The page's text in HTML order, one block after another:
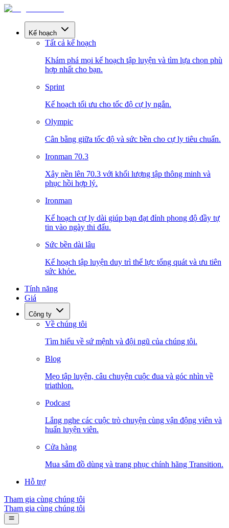
Kế hoạch
Tất cả kế hoạch
Khám phá mọi kế hoạch tập luyện và tìm lựa chọn phù
hợp nhất cho bạn.
Sprint
Kế hoạch tối ưu cho tốc độ cự ly ngắn.
Olympic
Cân bằng giữa tốc độ và sức bền cho cự ly tiêu chuẩn.
Ironman 70.3
Xây nền lên 70.3 với khối lượng tập thông minh và
phục hồi hợp lý.
Ironman
Kế hoạch cự ly dài giúp bạn đạt đỉnh phong độ đầy tự
tin vào ngày thi đấu.
Sức bền dài lâu
Kế hoạch tập luyện duy trì thể lực tổng quát và ưu tiên
sức khỏe.
Tính năng
Giá
Công ty
Về chúng tôi
Tìm hiểu về sứ mệnh và đội ngũ của chúng tôi.
Blog
Mẹo tập luyện, câu chuyện cuộc đua và góc nhìn về
triathlon.
Podcast
Lắng nghe các cuộc trò chuyện cùng vận động viên và
huấn luyện viên.
Cửa hàng
Mua sắm đồ dùng và trang phục chính hãng Transition.
Hỗ trợ
Tham gia cùng chúng tôi
Tham gia cùng chúng tôi